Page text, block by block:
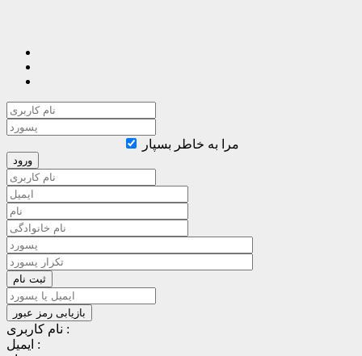
مرا به خاطر بسپار
نام کاربری :
ایمیل :